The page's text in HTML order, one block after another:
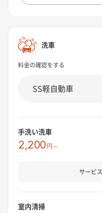
洗車
料金の確認をする
手洗い洗車
2,200円～
サービ
室内清掃